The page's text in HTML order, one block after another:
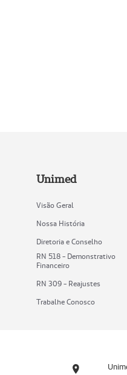
Unimed
Visão Geral
Nossa História
Diretoria e Conselho
RN 518 - Demonstrativo
Financeiro
RN 309 - Reajustes
Trabalhe Conosco